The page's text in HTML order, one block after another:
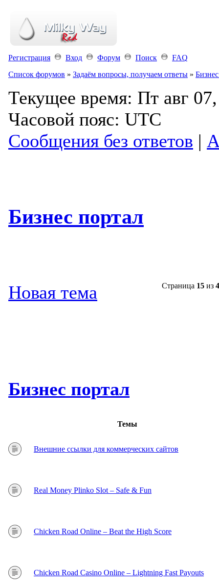
Регистрация Вход Форум Поиск
FAQ
Список форумов » Задаём вопросы, получаем ответы »
Текущее время: Пт авг
Часовой пояс: UTC
Сообщения без ответов |
Бизнес портал
Страница 15 из
Новая тема
Бизнес портал
Темы
Внешние ссылки для коммерческих сайтов
Real Money Plinko Slot – Safe & Fun
Chicken Road Online – Beat the High Score
Chicken Road Casino Online – Lightning Fast Payouts